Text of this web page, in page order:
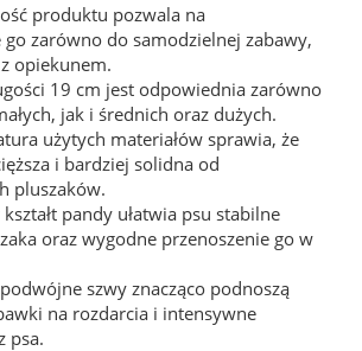
produktu pozwala na
zarówno do samodzielnej zabawy,
opiekunem.
19 cm jest odpowiednia zarówno
jak i średnich oraz dużych.
użytych materiałów sprawia, że
i bardziej solidna od
pluszaków.
pandy ułatwia psu stabilne
oraz wygodne przenoszenie go w
szwy znacząco podnoszą
na rozdarcia i intensywne
psa.